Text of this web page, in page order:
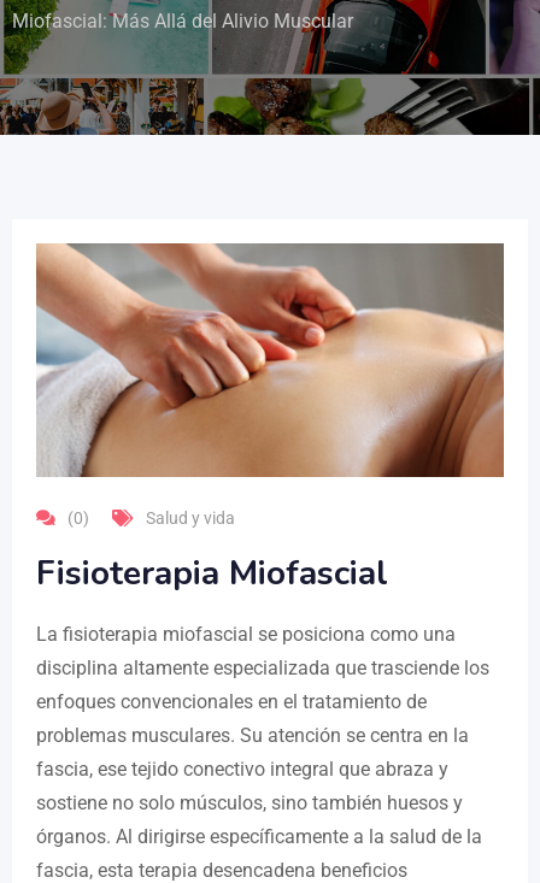
Miofascial: Más Allá del Alivio Muscular
(0) Salud y vida
Fisioterapia Miofascial
La fisioterapia miofascial se posiciona como una
disciplina altamente especializada que trasciende los
enfoques convencionales en el tratamiento de
problemas musculares. Su atención se centra en la
fascia, ese tejido conectivo integral que abraza y
sostiene no solo músculos, sino también huesos y
órganos. Al dirigirse específicamente a la salud de la
fascia, esta terapia desencadena beneficios